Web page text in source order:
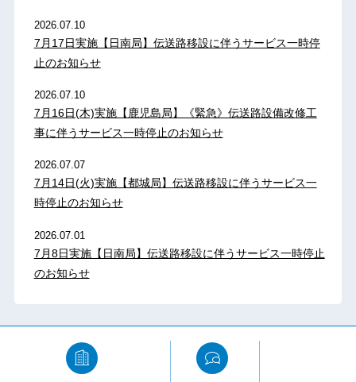
2026.07.10
7月17日実施【日南局】伝送路移設に伴うサービス一時停
止のお知らせ
2026.07.10
7月16日(木)実施【鹿児島局】《緊急》伝送路設備改修工
事に伴うサービス一時停止のお知らせ
2026.07.07
7月14日(火)実施【都城局】伝送路移設に伴うサービス一
時停止のお知らせ
2026.07.01
7月8日実施【日南局】伝送路移設に伴うサービス一時停止
のお知らせ